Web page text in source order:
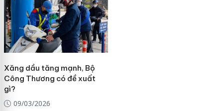
Xăng dầu tăng mạnh, Bộ
Công Thương có đề xuất
gì?
09/03/2026